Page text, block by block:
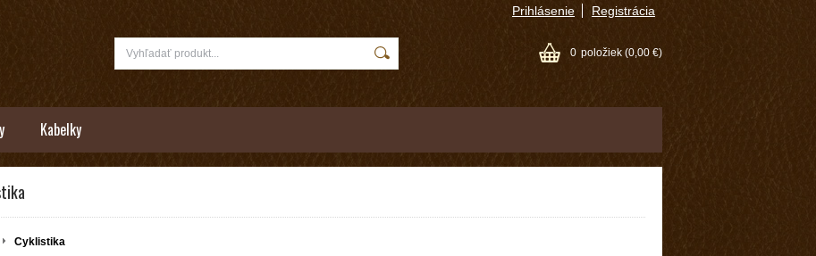
Prihlásenie Registrácia
0 položiek (0,00 €)
Kabelky
Cyklistika